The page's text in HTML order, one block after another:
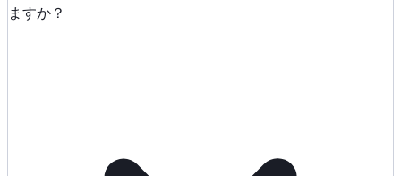
ますか？